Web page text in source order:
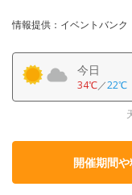
情報提供：イベントバンク
今日
34℃／22℃
開催期間